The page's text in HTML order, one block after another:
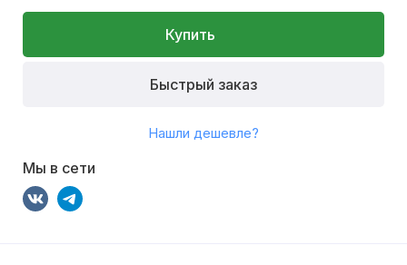
Купить
Быстрый заказ
Нашли дешевле?
Мы в сети